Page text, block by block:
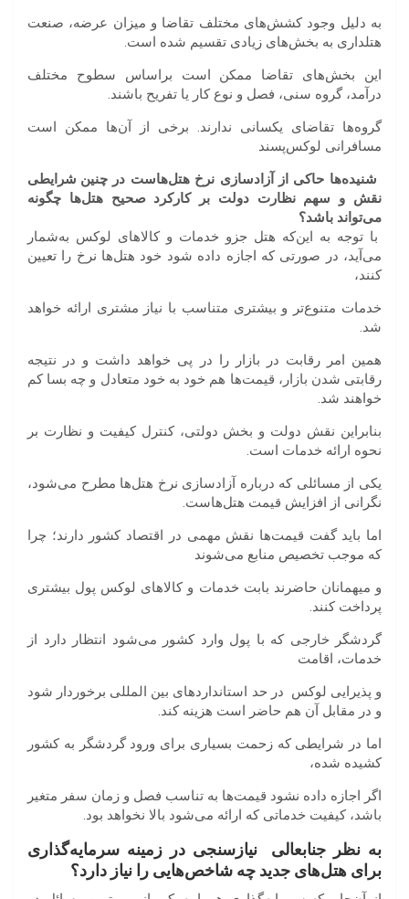
به دلیل وجود کشش‌های مختلف تقاضا و میزان عرضه، صنعت
هتلداری به بخش‌های زیادی تقسیم شده است.
این بخش‌های تقاضا ممکن است براساس سطوح مختلف
درآمد، گروه سنی، فصل و نوع کار یا تفریح باشند.
گروه‌ها تقاضای یکسانی ندارند. برخی از آن‌ها ممکن است
مسافرانی لوکس‌پسند
شنیدهها حاکی از آزادسازی نرخ هتلهاست در چنین شرایطی
نقش و سهم نظارت دولت بر کارکرد صحیح هتلها چگونه
میتواند باشد؟
با توجه به این‌که هتل جزو خدمات و کالاهای لوکس به‌شمار
می‌آید، در صورتی که اجازه داده شود خود هتل‌ها نرخ را تعیین
کنند،
خدمات متنوع‌تر و بیشتری متناسب با نیاز مشتری ارائه خواهد
شد.
همین امر رقابت در بازار را در پی خواهد داشت و در نتیجه
رقابتی شدن بازار، قیمت‌ها هم خود به خود متعادل و چه بسا کم
خواهند شد.
بنابراین نقش دولت و بخش دولتی، کنترل کیفیت و نظارت بر
نحوه ارائه خدمات است.
یکی از مسائلی که درباره آزادسازی نرخ هتل‌ها مطرح می‌شود،
نگرانی از افزایش قیمت هتل‌هاست.
اما باید گفت قیمت‌ها نقش مهمی در اقتصاد کشور دارند؛ چرا
که موجب تخصیص منابع می‌شوند
و میهمانان حاضرند بابت خدمات و کالاهای لوکس پول بیشتری
پرداخت کنند.
گردشگر خارجی که با پول وارد کشور می‌شود انتظار دارد از
خدمات، اقامت
و پذیرایی لوکس در حد استانداردهای بین المللی برخوردار شود
و در مقابل آن هم حاضر است هزینه کند.
اما در شرایطی که زحمت بسیاری برای ورود گردشگر به کشور
کشیده شده،
اگر اجازه داده نشود قیمت‌ها به تناسب فصل و زمان سفر متغیر
باشد، کیفیت خدماتی که ارائه می‌شود بالا نخواهد بود.
به نظر جنابعالی نیازسنجی در زمینه سرمایهگذاری
برای هتلهای جدید چه شاخصهایی را نیاز دارد؟